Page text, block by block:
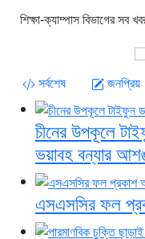
শিক্ষা-ক্যাম্পাস বিভাগের সব
সর্বশেষ জনপ্রিয়
চীনের উপকূলে
ভয়াবহ বন্যার
এসএসসির ফল